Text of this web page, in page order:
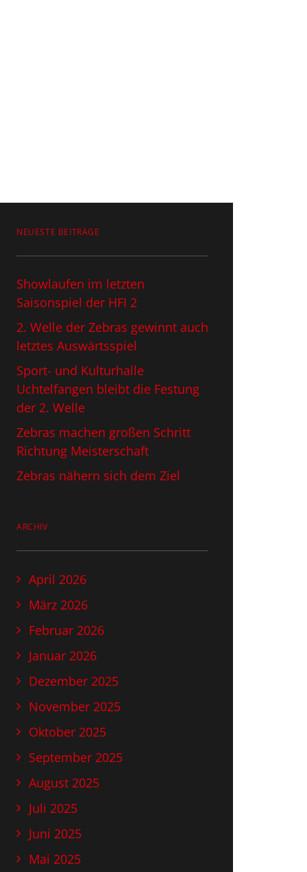
NEUESTE BEITRÄGE
Showlaufen im letzten
Saisonspiel​ der HFI 2
2. Welle der Zebras gewinnt auch
letztes Auswärtsspiel
Sport- und Kulturhalle
Uchtelfangen bleibt die Festung
der 2. Welle
Zebras machen großen Schritt
Richtung Meisterschaft
Zebras nähern sich dem Ziel
ARCHIV
April 2026
März 2026
Februar 2026
Januar 2026
Dezember 2025
November 2025
Oktober 2025
September 2025
August 2025
Juli 2025
Juni 2025
Mai 2025